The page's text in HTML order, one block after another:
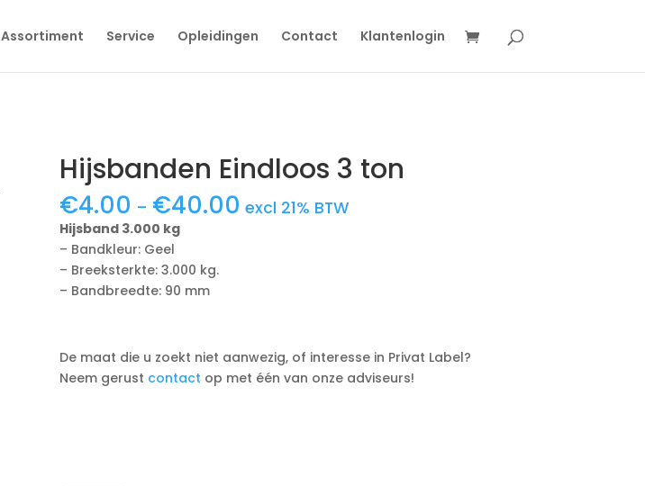
Assortiment Service Opleidingen Contact Klantenlogin
Hijsbanden Eindloos 3 ton
€4.00 – €40.00 excl 21% BTW
Hijsband 3.000 kg
– Bandkleur: Geel
– Breeksterkte: 3.000 kg.
– Bandbreedte: 90 mm
De maat die u zoekt niet aanwezig, of interesse in Privat Label?
Neem gerust contact op met één van onze adviseurs!